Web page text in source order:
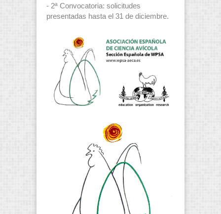
- 2ª Convocatoria: solicitudes
presentadas hasta el 31 de diciembre.